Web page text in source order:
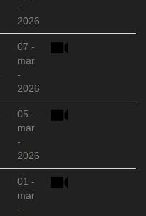
-
2026
07 -
mar
-
2026
05 -
mar
-
2026
01 -
mar
-